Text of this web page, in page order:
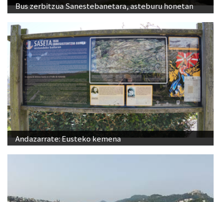
Bus zerbitzua Sanestebanetara, asteburu honetan
Andazarrate: Eusteko kemena